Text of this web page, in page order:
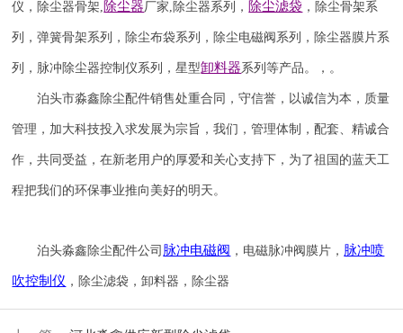
仪 ， 除尘器骨架,除尘器厂家, 除尘器系列， 除尘滤袋 ，除尘骨架系
列，弹簧骨架系列，除尘布袋系列，除尘电磁阀系列，除尘器膜片系
列，脉冲除尘器控制仪系列，星型卸料器系列等产品。，。
泊头市淼鑫除尘配件销售处重合同，守信誉，以诚信为本，质量
管理，加大科技投入求发展为宗旨，我们，管理体制，配套、精诚合
作，共同受益，在新老用户的厚爱和关心支持下，为了祖国的蓝天工
程把我们的环保事业推向美好的明天。
泊头淼鑫除尘配件公司 脉冲电磁阀 ，电磁脉冲阀膜片， 脉冲喷
吹控制仪 ，除尘滤袋，卸料器，除尘器